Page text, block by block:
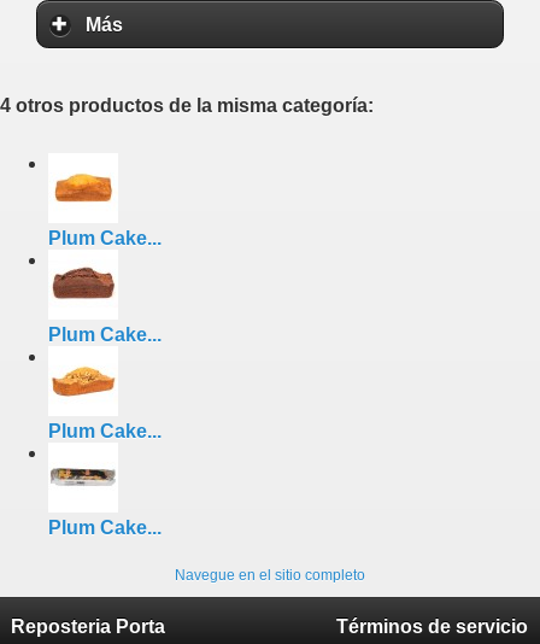
Más
4 otros productos de la misma categoría:
Plum Cake...
Plum Cake...
Plum Cake...
Plum Cake...
Navegue en el sitio completo
Reposteria Porta Términos de servicio